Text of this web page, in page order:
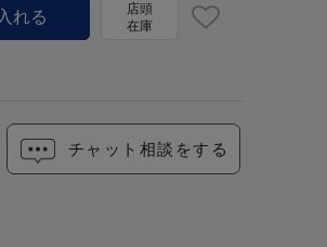
店頭
在庫
チャット相談をする